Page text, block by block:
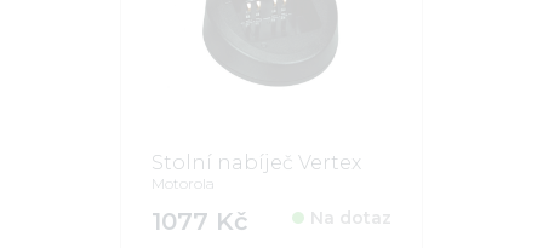
Stolní nabíječ Vertex
Motorola
1077 Kč Na dotaz